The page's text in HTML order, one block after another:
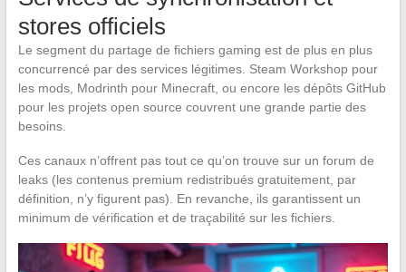
stores officiels
Le segment du partage de fichiers gaming est de plus en plus
concurrencé par des services légitimes. Steam Workshop pour
les mods, Modrinth pour Minecraft, ou encore les dépôts GitHub
pour les projets open source couvrent une grande partie des
besoins.
Ces canaux n’offrent pas tout ce qu’on trouve sur un forum de
leaks (les contenus premium redistribués gratuitement, par
définition, n’y figurent pas). En revanche, ils garantissent un
minimum de vérification et de traçabilité sur les fichiers.